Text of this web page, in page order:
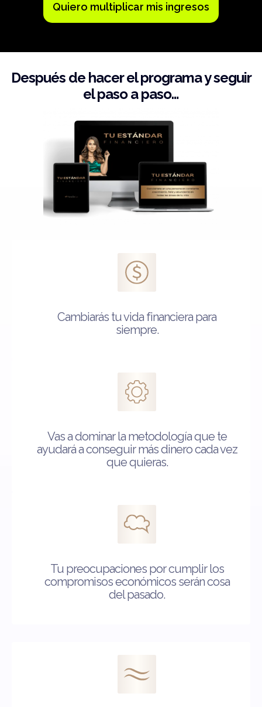
Quiero multiplicar mis ingresos
Después de hacer el programa y seguir
el paso a paso…
Cambiarás tu vida financiera para
siempre.
Vas a dominar la metodología que te
ayudará a conseguir más dinero cada vez
que quieras.
Tu preocupaciones por cumplir los
compromisos económicos serán cosa
del pasado.